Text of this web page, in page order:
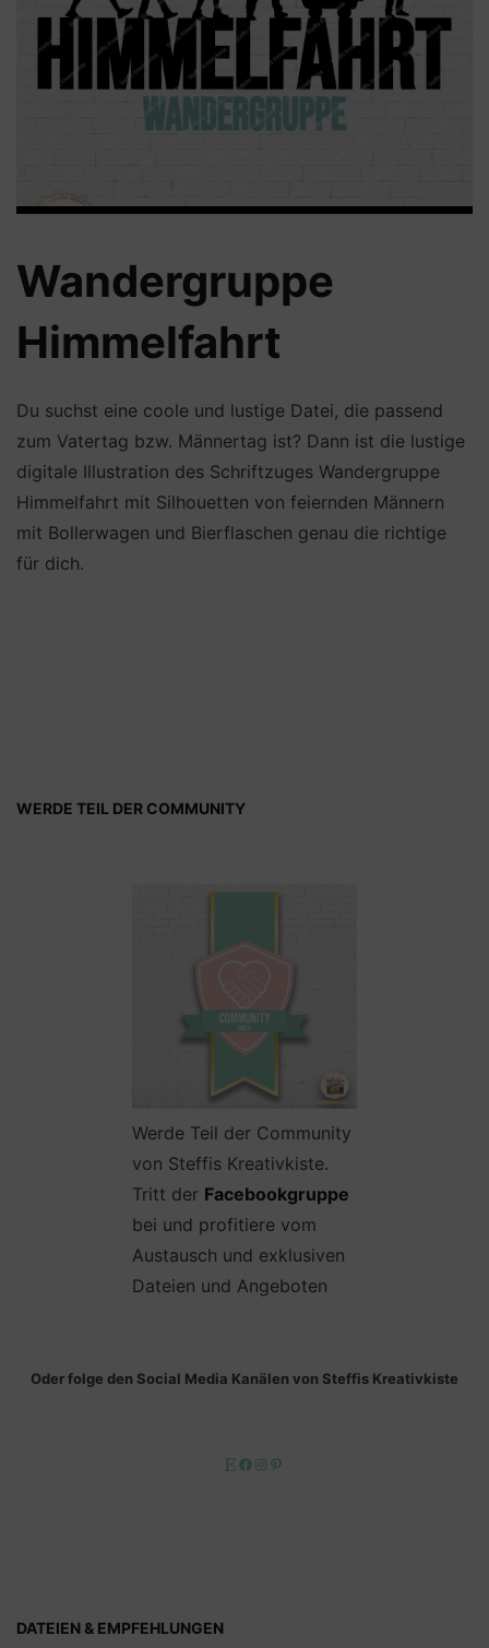
Wandergruppe
Himmelfahrt
Du suchst eine coole und lustige Datei, die passend
zum Vatertag bzw. Männertag ist? Dann ist die lustige
digitale Illustration des Schriftzuges Wandergruppe
Himmelfahrt mit Silhouetten von feiernden Männern
mit Bollerwagen und Bierflaschen genau die richtige
für dich.
WERDE TEIL DER COMMUNITY
Werde Teil der Community
von Steffis Kreativkiste.
Tritt der Facebookgruppe
bei und profitiere vom
Austausch und exklusiven
Dateien und Angeboten
Oder folge den Social Media Kanälen von Steffis Kreativkiste
EtsyFacebook
Instagram
DATEIEN & EMPFEHLUNGEN